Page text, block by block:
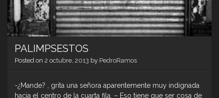
PALIMPSESTOS
Posted on 2 octubre, 2013 by PedroRamos
-¿Mande? , grita una señora aparentemente muy indignada
hacia el centro de la cuarta fila. – Eso tiene que ser cosa de